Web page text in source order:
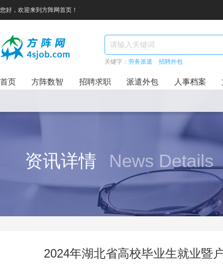
您好，欢迎来到方阵网首页！
关键字： 劳务派遣 招聘外包
首页 方阵数智 招聘求职 派遣外包 人事档案
资讯详情 News Details
2024年湖北省高校毕业生就业暨